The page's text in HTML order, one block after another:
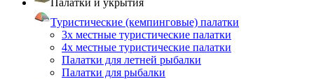
Палатки и укрытия
Туристические (кемпинговые) палатки
3х местные туристические палатки
4х местные туристические палатки
Палатки для летней рыбалки
Палатки для рыбалки